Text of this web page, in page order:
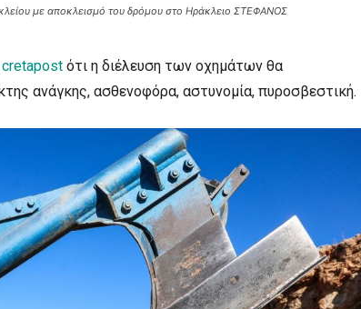
με αποκλεισμό του δρόμου στο Ηράκλειο ΣΤΕΦΑΝΟΣ
cretapost ότι η διέλευση των οχημάτων θα
ανάγκης, ασθενοφόρα, αστυνομία, πυροσβεστική.